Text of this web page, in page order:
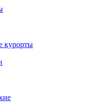
курорты